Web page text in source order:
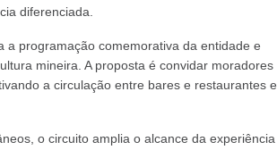
diferenciada.
a programação comemorativa da entidade e
mineira. A proposta é convidarmoradores
a circulação entre bares e restaurantes e
o circuito amplia o alcance da experiência